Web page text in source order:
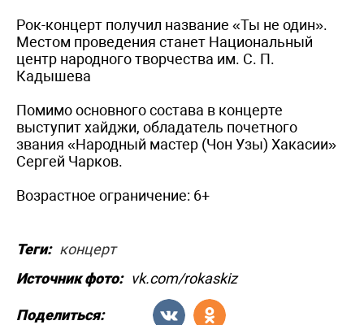
Рок-концерт получил название «Ты не один».
Местом проведения станет Национальный
центр народного творчества им. С. П.
Кадышева
Помимо основного состава в концерте
выступит хайджи, обладатель почетного
звания «Народный мастер (Чон Узы) Хакасии»
Сергей Чарков.
Возрастное ограничение: 6+
Теги: концерт
Источник фото: vk.com/rokaskiz
Поделиться: